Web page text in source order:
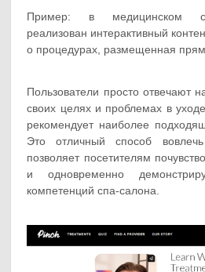
Пример: в медицинском
реализован интерактивный
о процедурах, размещенная
Пользователи просто отвечают
своих целях и проблемах в
рекомендует наиболее
Это отличный способ
позволяет посетителям
и одновременно
компетенций спа-салона.